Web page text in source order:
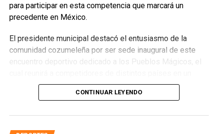
para participar en esta competencia que marcará un
precedente en México.
El presidente municipal destacó el entusiasmo de la
comunidad cozumeleña por ser sede inaugural de este
encuentro deportivo dedicado a los Pueblos Mágicos, el
entorno privilegiado por su belleza natural, infraestructura
y hospitalidad. Subrayó que este evento refuerza la visión
CONTINUAR LEYENDO